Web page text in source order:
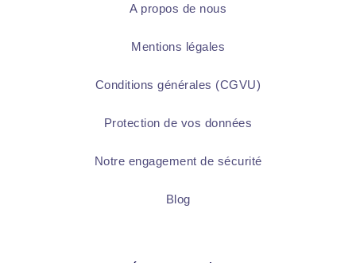
A propos de nous
Mentions légales
Conditions générales (CGVU)
Protection de vos données
Notre engagement de sécurité
Blog